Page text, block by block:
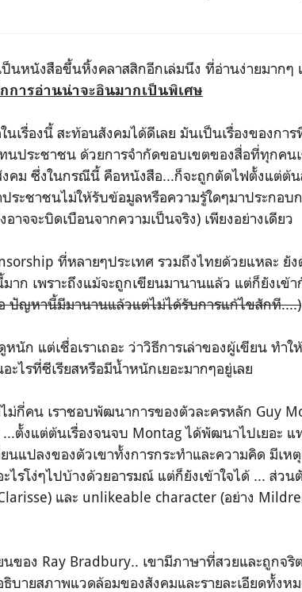
นหนังสือขึ้นหิ้งคลาสสิกอีกเล่มนึง ที่อ่านง่ายมากๆ
การอ่านน่าจะอินมากเป็นพิเศษ
นเรื่องนี้ สะท้อนสังคมได้ดีเลย มันเป็นเรื่องของกา
นประชาชน ด้วยการจำกัดขอบเขตของสื่อที่ทุกคน
คม ซึ่งในกรณีนี้ คือหนังสือ...ก็จะถูกตัดไฟตั้งแต่ต้
ระชาชนไม่ให้รับข้อมูลหรือความรู้ใดๆมาประกอ
าจจะบิดเบือนจากความเป็นจริง) เพียงอย่างเดียว
ที่หลายๆประเทศ รวมถึงไทยด้วยแหละ ยัง
าก เพราะถึงแม้จะถูกเขียนมานานแล้ว แต่ก็ยังเข้
ปัญหานี้มีมานานแล้วแต่ไม่ได้รับการแก้ไขสักที....)
นัก แต่เชื่อเราเถอะ ว่าวิธีการเล่าของผู้เขียน ทำใ
ะไรที่ซีเรียสหรือมีน้ำหนักเยอะมากๆอยู่เลย
ไม่กี่คน เราชอบพัฒนาการของตัวละครหลัก Guy
ตั้งแต่ต้นเรื่องจนจบ Montag ได้พัฒนาไปเยอะ
นแปลงของตัวเขาทั้งการกระทำและความคิด มีเห
ะไรโง่ๆไปบ้างด้วยอารมณ์ แต่ก็ยังเข้าใจได้ ... ส่ว
และ unlikeable character (อย่าง
นของ Ray Bradbury.. เขามีภาษาที่สวยและถูกจริ
ธิบายสภาพแวดล้อมของสังคมและรายละเอียดทั้งห